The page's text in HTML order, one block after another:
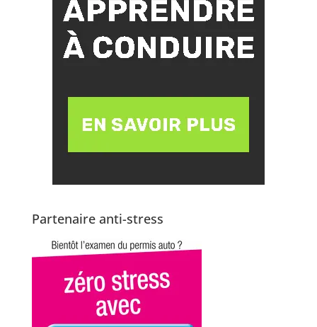
Partenaire anti-stress